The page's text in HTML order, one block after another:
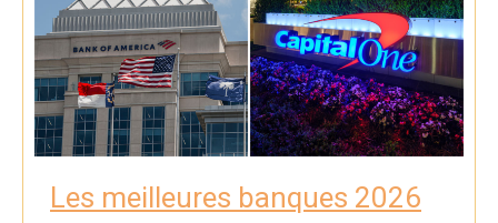
Les meilleures banques 2026